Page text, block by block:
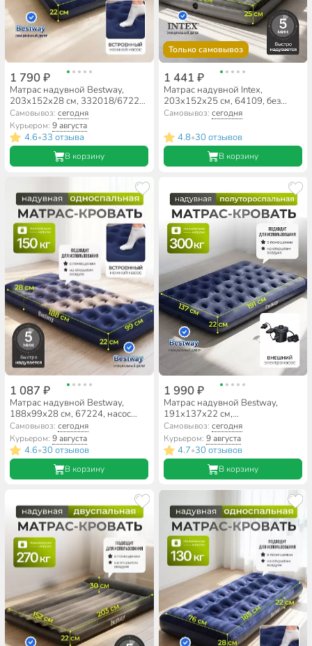
1 790 ₽
Матрас надувной Bestway,
203х152х28 см, 332018/67226
BW, насос встроенный, ножной,
флокированный, 300 кг
Самовывоз:сегодня
Курьером:9 августа
4.6•33 отзыва
В корзину
Только самовывоз
1 441 ₽
Матрас надувной Intex,
203х152х25 см, 64109, без
насоса, флокированный, 272 кг
Самовывоз: сегодня
4.8•30 отзывов
В корзину
1 087 ₽
Матрас надувной Bestway,
188х99х28 см, 67224, насос
встроенный, ножной,
флокированный, 150 кг
Самовывоз:сегодня
Курьером:9 августа
4.6•30 отзывов
В корзину
1 990 ₽
Матрас надувной Bestway,
191х137х22 см,
67287/004427BW, насос
внешний, электрический,
флокированный, 300 кг
Самовывоз: сегодня
Курьером: 9 августа
4.7•30 отзывов
В корзину